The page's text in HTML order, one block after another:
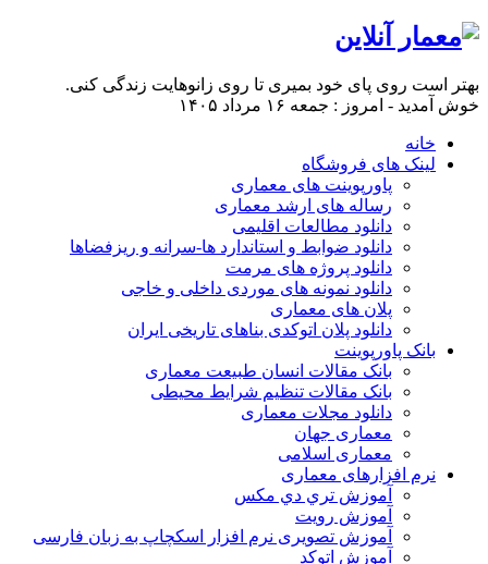
بهتر است روی پای خود بمیری تا روی زانو‌هایت زندگی کنی.
خوش آمدید - امروز : جمعه ۱۶ مرداد ۱۴۰۵
خانه
لینک های فروشگاه
پاورپوینت های معماری
رساله های ارشد معماری
دانلود مطالعات اقلیمی
دانلود ضوابط و استاندارد ها-سرانه و ریزفضاها
دانلود پروژه های مرمت
دانلود نمونه های موردی داخلی و خاجی
پلان های معماری
دانلود پلان اتوکدی بناهای تاریخی ایران
بانک پاورپوینت
بانک مقالات انسان طبیعت معماری
بانک مقالات تنظیم شرایط محیطی
دانلود مجلات معماری
معماری جهان
معماری اسلامی
نرم افزارهای معماری
آﻣﻮزش ﺗﺮي دي ﻣﮑﺲ
آموزش رویت
آموزش تصویری نرم افزار اسکچاپ به زبان فارسی
آموزش اتوکد